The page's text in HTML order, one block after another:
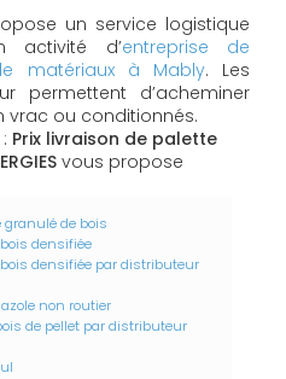
un service logistique
activité d’entreprise de
matériaux à Mably. Les
permettent d’acheminer
vrac ou conditionnés.
Prix livraison de palette
vous propose
de bois
densifiée
densifiée par distributeur
non routier
de pellet par distributeur